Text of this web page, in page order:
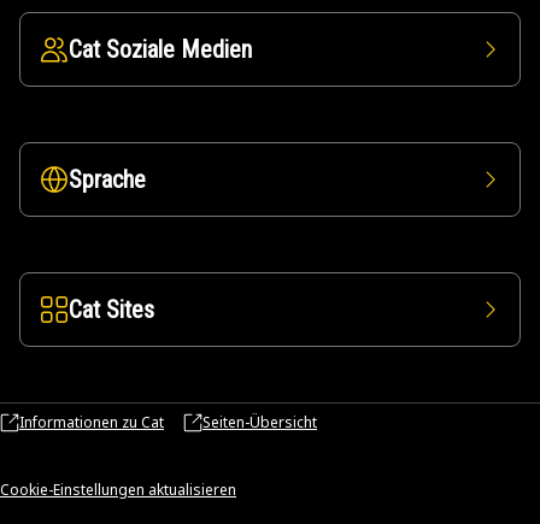
Cat Soziale Medien
Sprache
Cat Sites
Informationen zu Cat Seiten-Übersicht
Cookie-Einstellungen aktualisieren